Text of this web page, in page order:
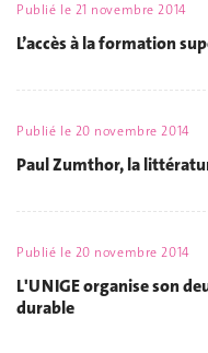
Publié le 21 novembre 2014
L’accès à la formation
Publié le 20 novembre 2014
Paul Zumthor, la
Publié le 20 novembre 2014
L'UNIGE organise son
durable